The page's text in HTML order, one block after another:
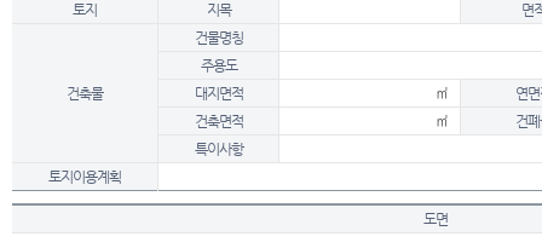
토지 지목 면
건축물
건물명칭
주용도
대지면적
㎡
연
건축면적
㎡
건
특이사항
토지이용계획
도면